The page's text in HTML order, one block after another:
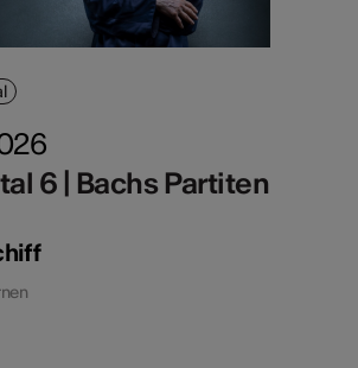
6 | Bachs Partiten